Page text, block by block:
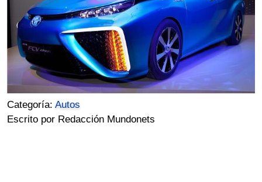
Categoría:Autos
Escrito por Redacción Mundonets